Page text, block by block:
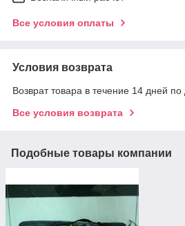
Все условия оплаты
Условия возврата
Возврат товара в течение 14 дней по
Все условия возврата
Подобные товары компании